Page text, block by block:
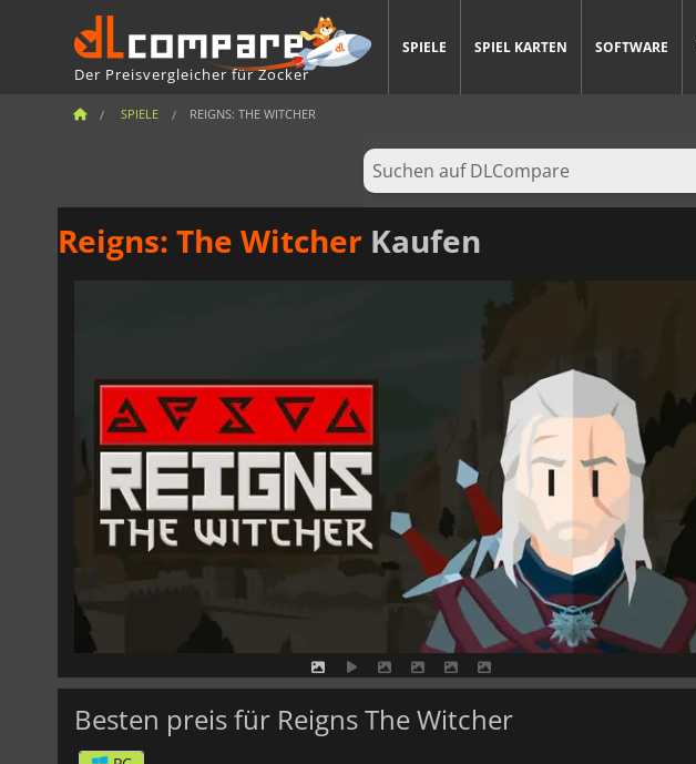
Der Preisvergleicher für Zocker
SPIELE SPIEL KARTEN SOFTWARE
SPIELE REIGNS: THE WITCHER
Reigns: The Witcher Kaufen
Besten preis für Reigns The Witcher